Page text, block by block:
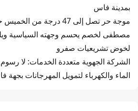
بمدينة فاس
موجة حر تصل إلى 47 درجة من الخميس حتى السبت
مصطفى لخصم يحسم وجهته السياسية
لخوض تشريعيات صفرو
الشركة الجهوية متعددة الخدمات: لا رسوم
الماء والكهرباء لتمويل المهرجانات